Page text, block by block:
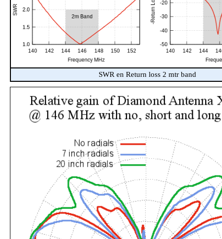
SWR en Return loss 2 mtr band